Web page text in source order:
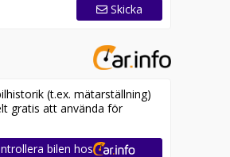
en tjänstebil eller
hyra och garanterat
villkor. Försäkring
Skicka
(t.ex. mätarställning)
gratis att använda för
bilen hos